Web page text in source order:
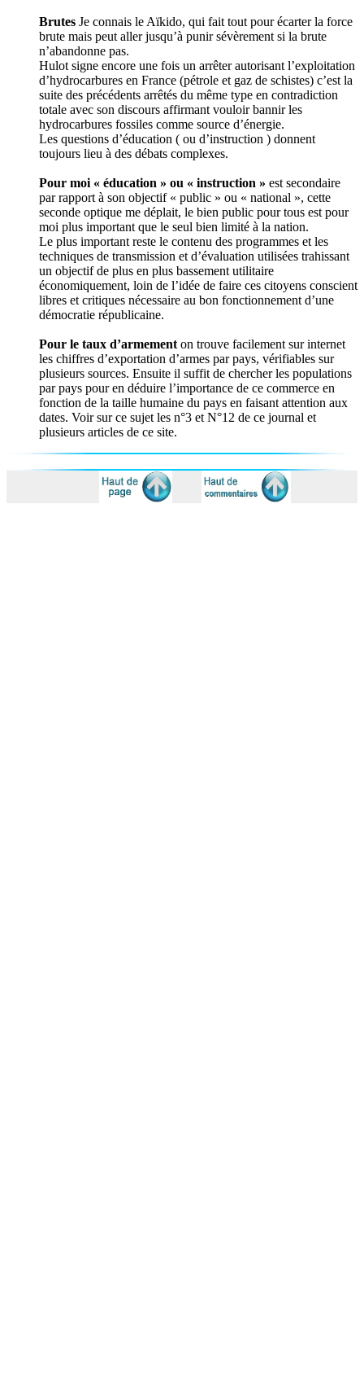
Brutes Je connais le Aïkido, qui fait tout pour écarter la force
brute mais peut aller jusqu’à punir sévèrement si la brute
n’abandonne pas.
Hulot signe encore une fois un arrêter autorisant l’exploitation
d’hydrocarbures en France (pétrole et gaz de schistes) c’est la
suite des précédents arrêtés du même type en contradiction
totale avec son discours affirmant vouloir bannir les
hydrocarbures fossiles comme source d’énergie.
Les questions d’éducation ( ou d’instruction ) donnent
toujours lieu à des débats complexes.
Pour moi « éducation » ou « instruction » est secondaire
par rapport à son objectif « public » ou « national », cette
seconde optique me déplait, le bien public pour tous est pour
moi plus important que le seul bien limité à la nation.
Le plus important reste le contenu des programmes et les
techniques de transmission et d’évaluation utilisées trahissant
un objectif de plus en plus bassement utilitaire
économiquement, loin de l’idée de faire ces citoyens conscient
libres et critiques nécessaire au bon fonctionnement d’une
démocratie républicaine.
Pour le taux d’armement on trouve facilement sur internet
les chiffres d’exportation d’armes par pays, vérifiables sur
plusieurs sources. Ensuite il suffit de chercher les populations
par pays pour en déduire l’importance de ce commerce en
fonction de la taille humaine du pays en faisant attention aux
dates. Voir sur ce sujet les n°3 et N°12 de ce journal et
plusieurs articles de ce site.